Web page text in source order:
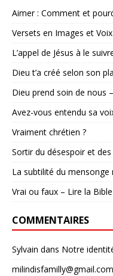
Aimer : Comment et
Versets en Images et Voix
L’appel de Jésus à le
Dieu t’a créé selon son
Dieu prend soin de nous
Avez-vous entendu sa
Vraiment chrétien ?
Sortir du désespoir et
La subtilité du
Vrai ou faux – Lire la
COMMENTAIRES
Sylvain dans Notre
milindisfamilly@gmail.com